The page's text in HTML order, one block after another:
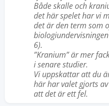
Både skalle och
det här spelet har vi
det är den term som
6).
”Kranium” är mer
i senare studier.
Vi uppskattar att du
här har valet gjorts
att det är ett fel.